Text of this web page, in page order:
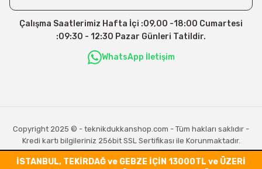
Çalışma Saatlerimiz Hafta İçi :09,00 -18:00 Cumartesi
:09:30 - 12:30 Pazar Günleri Tatildir.
WhatsApp İletişim
Copyright 2025 © - teknikdukkanshop.com - Tüm hakları saklıdır -
Kredi kartı bilgileriniz 256bit SSL Sertifikası ile Korunmaktadır.
İSTANBUL, TEKİRDAĞ ve GEBZE İÇİN 13000TL ve ÜZERİ